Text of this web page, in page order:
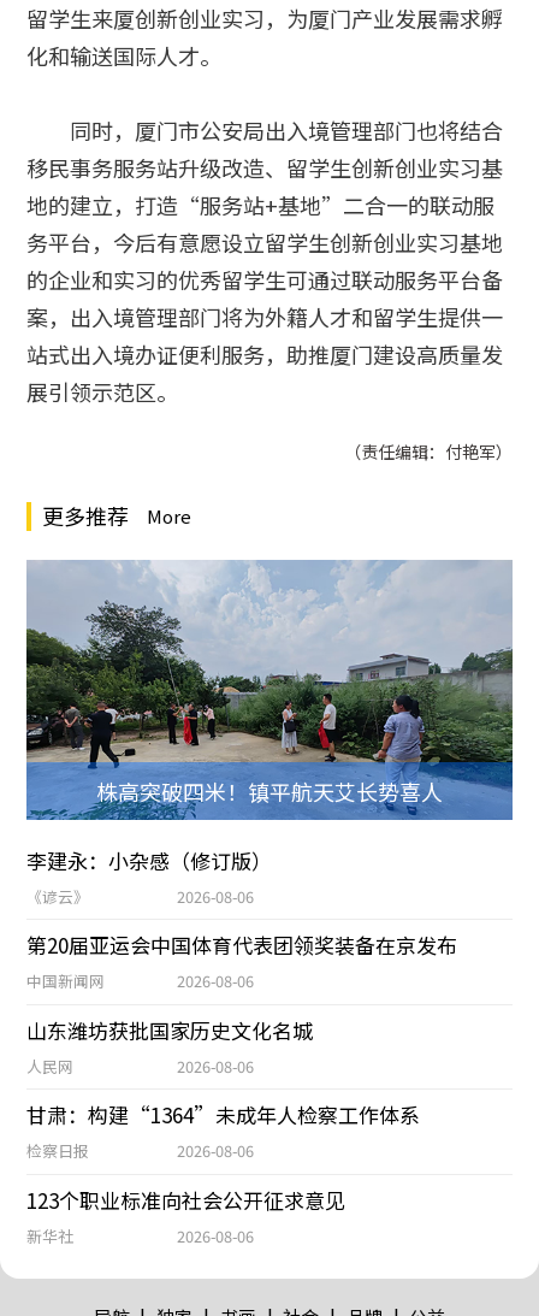
留学生来厦创新创业实习，为厦门产业发展需求孵
化和输送国际人才。
同时，厦门市公安局出入境管理部门也将结合
移民事务服务站升级改造、留学生创新创业实习基
地的建立，打造“服务站+基地”二合一的联动服
务平台，今后有意愿设立留学生创新创业实习基地
的企业和实习的优秀留学生可通过联动服务平台备
案，出入境管理部门将为外籍人才和留学生提供一
站式出入境办证便利服务，助推厦门建设高质量发
展引领示范区。
（责任编辑：付艳军）
更多推荐 More
株高突破四米！镇平航天艾长势喜人
李建永：小杂感（修订版）
《谚云》 2026-08-06
第20届亚运会中国体育代表团领奖装备在京发布
中国新闻网 2026-08-06
山东潍坊获批国家历史文化名城
人民网 2026-08-06
甘肃：构建“1364”未成年人检察工作体系
检察日报 2026-08-06
123个职业标准向社会公开征求意见
新华社 2026-08-06